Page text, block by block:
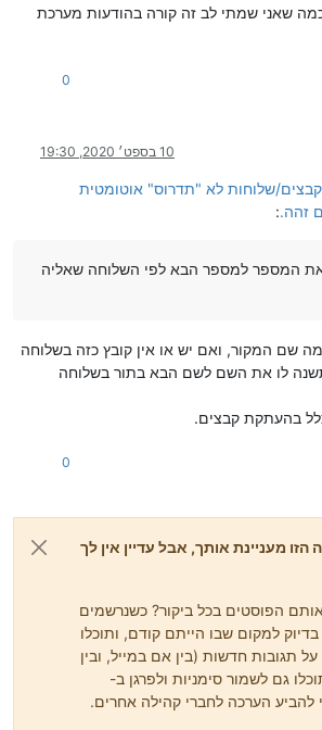
שאני שמתי לב זה קורה בהודעות מערכת
0
10 בספט׳ 2020, 19:30
שלוחות לא "תדרוס" אוטומטית
זהה.:
את המספר למספר הבא לפי השלוחה שאליה
שם המקור, ואם יש או אין קובץ כזה בשלוחה
לו את השם לשם הבא בתור בשלוחה
בהעתקת קבצים.
0
מעניינת אותך, אבל עדיין אין לך
הפוסטים בכל ביקור? כשנרשמים
למקום שבו הייתם קודם, ותוכלו
תגובות חדשות (בין אם במייל, ובין
גם לשמור סימניות ולפרגן ב-